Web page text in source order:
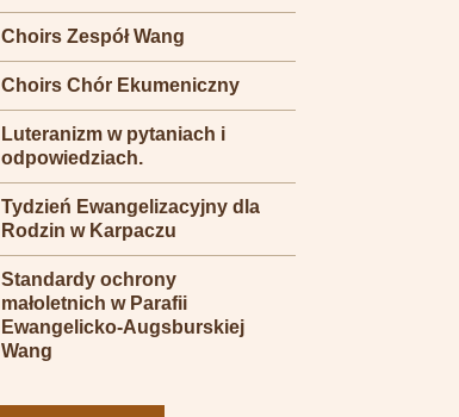
Choirs Zespół Wang
Choirs Chór Ekumeniczny
Luteranizm w pytaniach i
odpowiedziach.
Tydzień Ewangelizacyjny dla
Rodzin w Karpaczu
Standardy ochrony
małoletnich w Parafii
Ewangelicko-Augsburskiej
Wang